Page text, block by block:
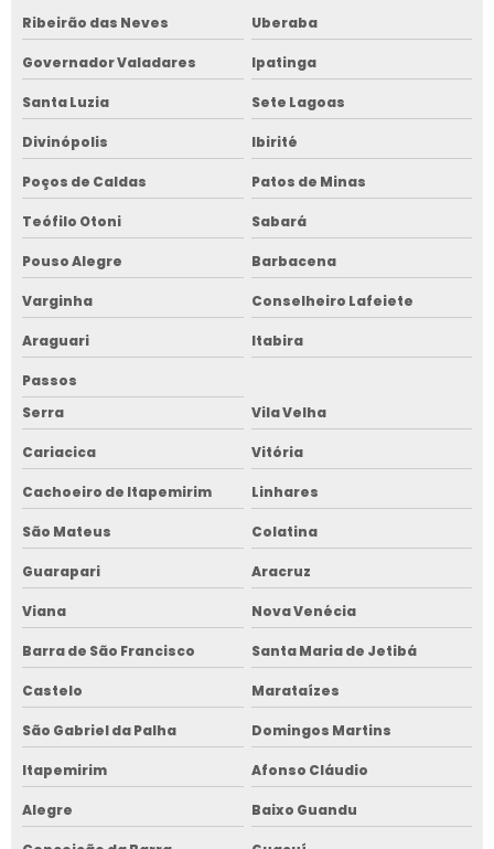
Ribeirão das Neves Uberaba
Governador Valadares Ipatinga
Santa Luzia Sete Lagoas
Divinópolis Ibirité
Poços de Caldas Patos de Minas
Teófilo Otoni Sabará
Pouso Alegre Barbacena
Varginha Conselheiro Lafeiete
Araguari Itabira
Passos
Serra
Vila Velha
Cariacica Vitória
Cachoeiro de Itapemirim Linhares
São Mateus Colatina
Guarapari Aracruz
Viana Nova Venécia
Barra de São Francisco Santa Maria de Jetibá
Castelo Marataízes
São Gabriel da Palha Domingos Martins
Itapemirim Afonso Cláudio
Alegre Baixo Guandu